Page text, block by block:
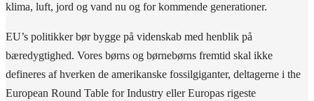
klima, luft, jord og vand nu og for kommende generationer.
EU’s politikker bør bygge på videnskab med henblik på
bæredygtighed. Vores børns og børnebørns fremtid skal ikke
defineres af hverken de amerikanske fossilgiganter, deltagerne i the
European Round Table for Industry eller Europas rigeste